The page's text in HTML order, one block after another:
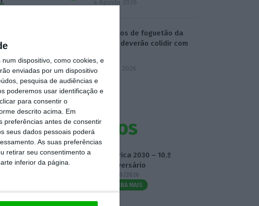
dispositivo, como cookies, e
enviadas por um dispositivo
pesquisa de audiências e
poderemos usar identificação e
para consentir o
descrito acima. Em
preferências antes de consentir
seus dados pessoais poderá
As suas preferências
retirar seu consentimento a
inferior da página.
4 Agosto 2026
Destroços de foguetão da
SpaceX deverão colidir com
5 Agosto 2026
Eventos
Fábrica 2030 – 10.º
Aniversário
14/10/2026
SAIBA MAIS